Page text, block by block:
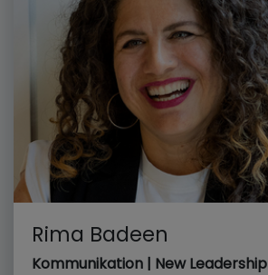
Rima Badeen
Kommunikation | New Leadership